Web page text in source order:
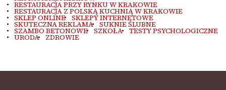
RESTAURACJA PRZY RYNKU W KRAKOWIE
RESTAURACJA Z POLSKĄ KUCHNIĄ W KRAKOWIE
SKLEP ONLINE SKLEPY INTERNETOWE
SKUTECZNA REKLAMA SUKNIE ŚLUBNE
SZAMBO BETONOWE SZKOŁA TESTY PSYCHOLOGICZNE
URODA ZDROWIE